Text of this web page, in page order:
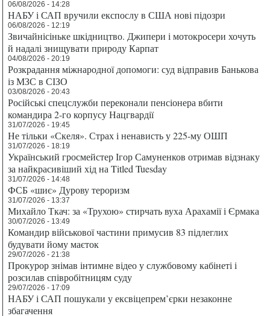
06/08/2026 - 14:28
НАБУ і САП вручили експослу в США нові підозри
06/08/2026 - 12:19
Звичайнісіньке шкідництво. Джипери і мотокросери хочуть
й надалі знищувати природу Карпат
04/08/2026 - 20:19
Розкрадання міжнародної допомоги: суд відправив Банькова
із МЗС в СІЗО
03/08/2026 - 20:43
Російські спецслужби переконали пенсіонера вбити
командира 2-го корпусу Нацгвардії
31/07/2026 - 19:45
Не тільки «Скеля». Страх і ненависть у 225-му ОШП
31/07/2026 - 18:19
Український гросмейстер Ігор Самуненков отримав відзнаку
за найкрасивіший хід на Titled Tuesday
31/07/2026 - 14:48
ФСБ «шиє» Дурову тероризм
31/07/2026 - 13:37
Михайло Ткач: за «Трухою» стирчать вуха Арахамії і Єрмака
30/07/2026 - 13:49
Командир військової частини примусив 83 підлеглих
будувати йому маєток
29/07/2026 - 21:38
Прокурор знімав інтимне відео у службовому кабінеті і
розсилав співробітницям суду
29/07/2026 - 17:09
НАБУ і САП пошукали у ексвіцепрем’єрки незаконне
збагачення